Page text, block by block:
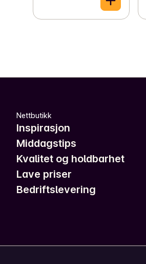
Nettbutikk
Inspirasjon
Middagstips
Kvalitet og holdbarhet
Lave priser
Bedriftslevering